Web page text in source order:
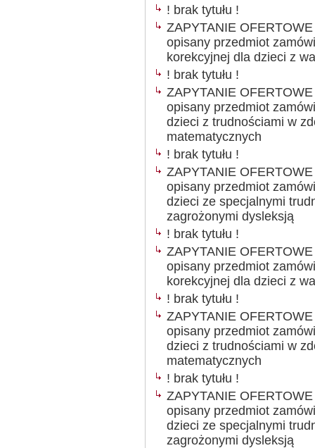
! brak tytułu !
ZAPYTANIE
opisany przedmiot
korekcyjnej dla dzieci z
! brak tytułu !
ZAPYTANIE
opisany przedmiot
dzieci z trudnościami w
matematycznych
! brak tytułu !
ZAPYTANIE
opisany przedmiot
dzieci ze specjalnymi
zagrożonymi dysleksją
! brak tytułu !
ZAPYTANIE
opisany przedmiot
korekcyjnej dla dzieci z
! brak tytułu !
ZAPYTANIE
opisany przedmiot
dzieci z trudnościami w
matematycznych
! brak tytułu !
ZAPYTANIE
opisany przedmiot
dzieci ze specjalnymi
zagrożonymi dysleksją